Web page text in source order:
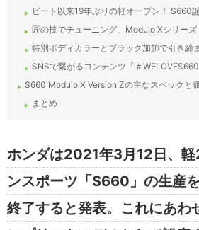
ビート以来19年ぶりの軽オープン！ S660
匠の技でチューニング、Modulo Xシリーズ
特別ボディカラーとブラック加飾で引き締
SNSで繋がるコンテンツ「＃WELOVES660
S660 Modulo X Version Zの主なスペックと
まとめ
ホンダは2021年3月12日、
ンスポーツ「S660」の生産
終了すると発表。これにあわ